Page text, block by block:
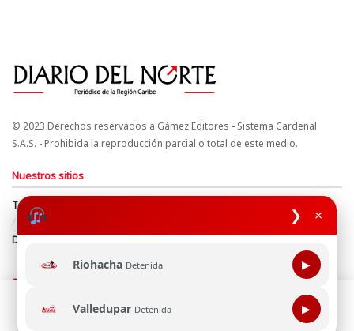
❯ ×
Riohacha Detenida ▶
Valledupar Detenida ▶
© 2023 Derechos reservados a Gámez Editores - Sistema Cardenal
S.A.S. - Prohibida la reproducción parcial o total de este medio.
Nuestros sitios
Términos y Condiciones
Derechos de Autor y Propiedad Intelectual
Política de uso de cookies
Política de Tratamiento de Datos
Directrices Editoriales
Síguenos
Esta página web usa cookie para mejorar tu experiencia de
navegación, al continuar aceptas nuestra política de uso de